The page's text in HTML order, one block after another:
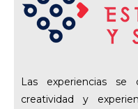
Las experiencias
creatividad y